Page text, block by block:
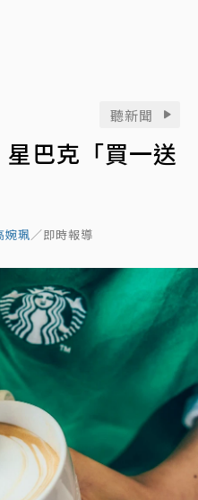
聽新聞
巴克「買一送
婉珮／即時報導